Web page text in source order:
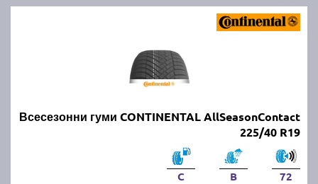
Всесезонни гуми CONTINENTAL AllSeasonContact
225/40 R19
C B 72